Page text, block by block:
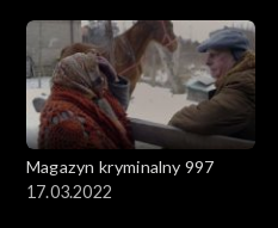
Magazyn kryminalny 997
17.03.2022